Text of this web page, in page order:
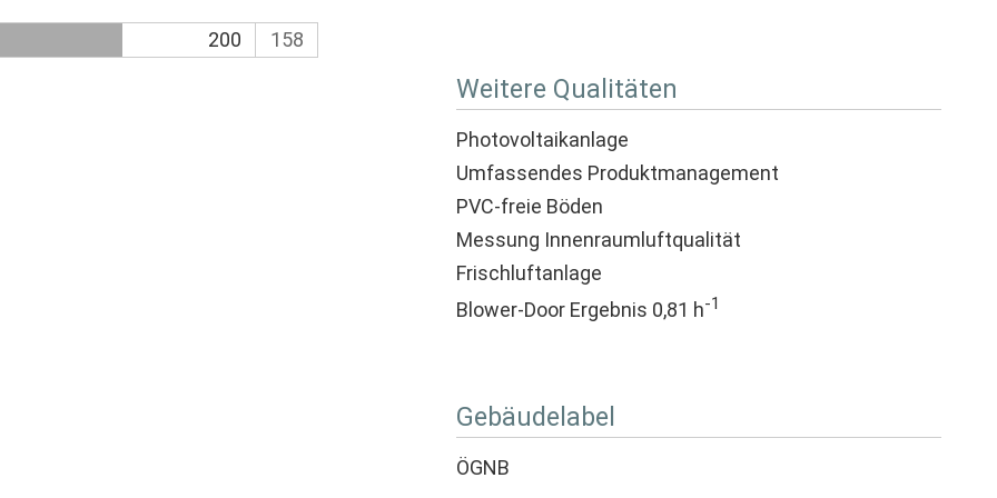
200 158
Weitere Qualitäten
Photovoltaikanlage
Umfassendes Produktmanagement
PVC-freie Böden
Messung Innenraumluftqualität
Frischluftanlage
Blower-Door Ergebnis 0,81 h-1
Gebäudelabel
ÖGNB